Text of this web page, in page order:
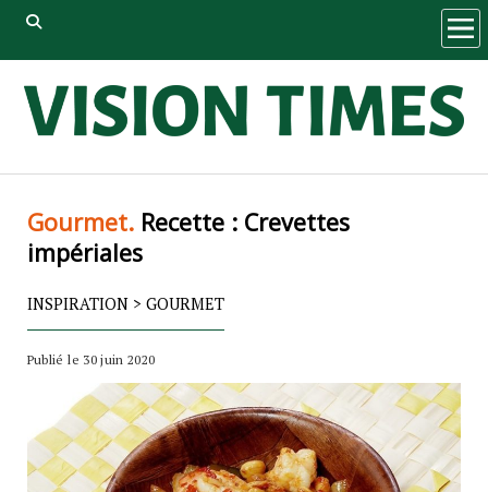
Gourmet.Recette : Crevettes
impériales
INSPIRATION> GOURMET
Publié le 30 juin 2020